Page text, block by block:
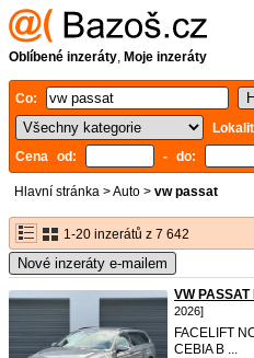
Oblíbené inzeráty, Moje inzeráty
Co:
Cena od:
- do:
Hlavní stránka >Auto > vw passat
1-20 inzerátů z 7 642
Nové inzeráty e-mailem
VW PASSAT
2026]
FACELIFT
CEBIA B ...